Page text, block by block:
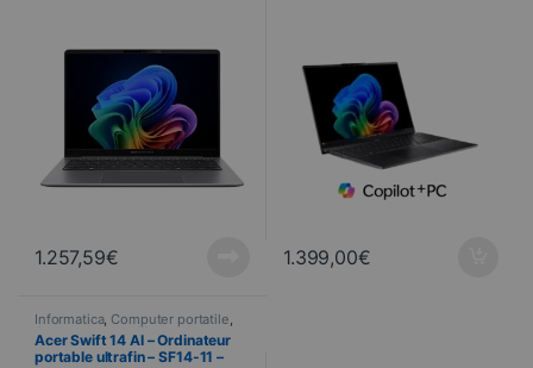
1.257,59€ 1.399,00€
Informatica, Computer portatile
Computer portatili
Acer Swift 14 AI – Ordinateur
portable ultrafin – SF14-11 –